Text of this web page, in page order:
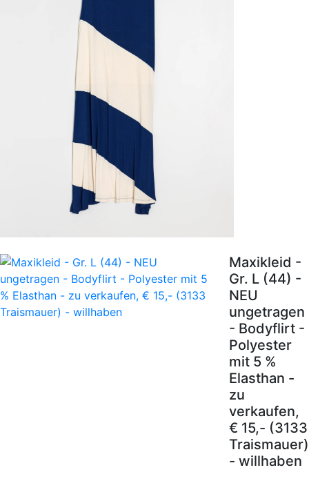
Maxikleid -
Gr. L (44) -
NEU
ungetragen
- Bodyflirt -
Polyester
mit 5 %
Elasthan -
zu
verkaufen,
€ 15,- (3133
Traismauer)
- willhaben